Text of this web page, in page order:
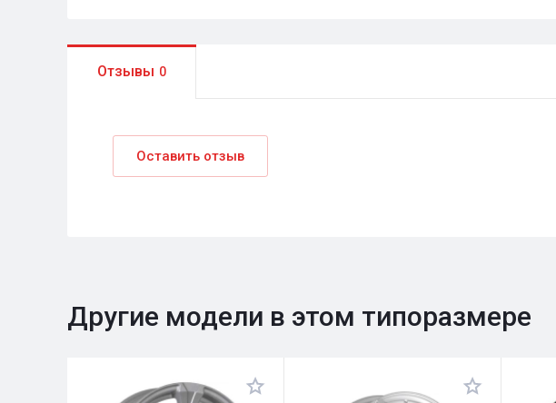
Отзывы 0
Оставить отзыв
Другие модели в этом типоразмере